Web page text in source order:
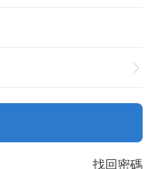
找回密碼